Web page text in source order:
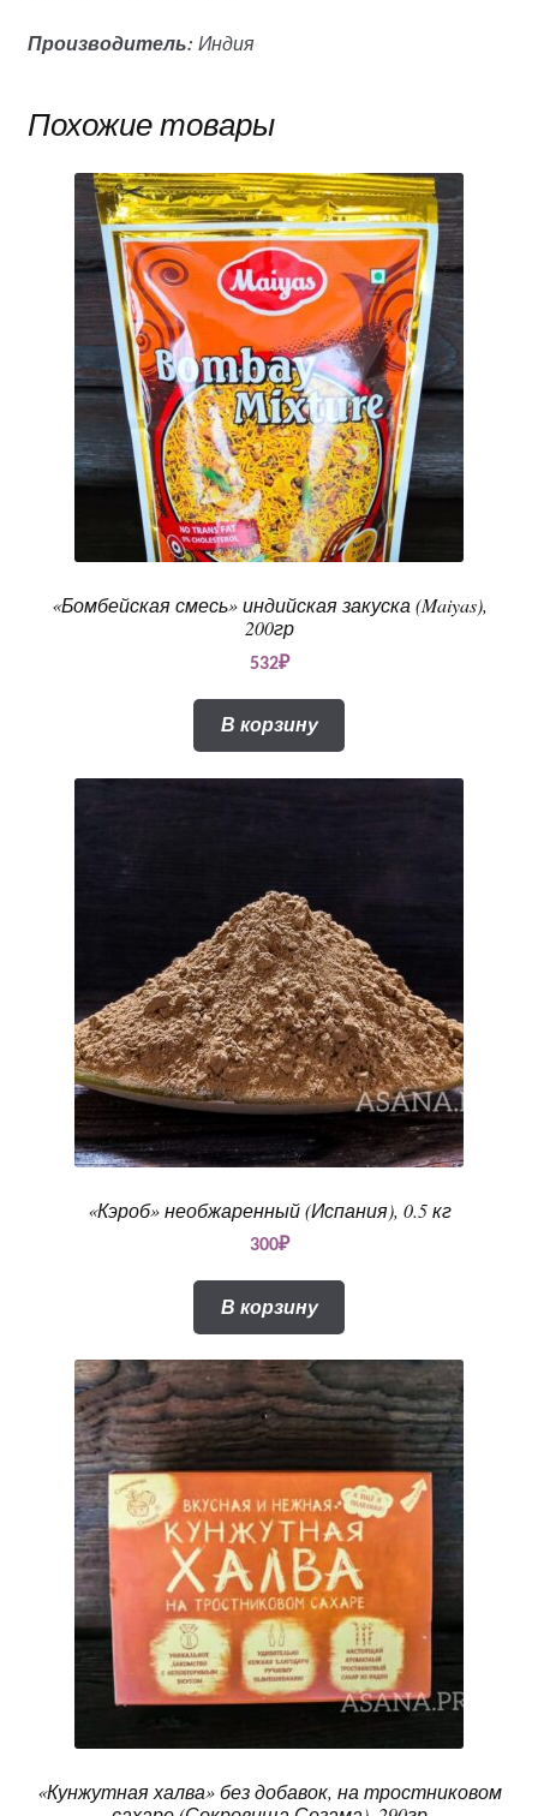
Производитель: Индия
Похожие товары
«Бомбейская смесь» индийская закуска (Maiyas),
200гр
532₽
В корзину
«Кэроб» необжаренный (Испания), 0.5 кг
300₽
В корзину
«Кунжутная халва» без добавок, на тростниковом